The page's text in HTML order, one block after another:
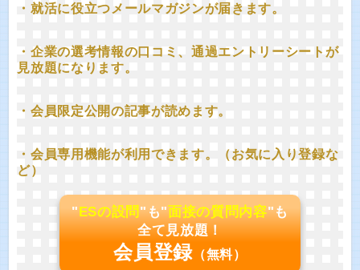
・就活に役立つメールマガジンが届きます。
・企業の選考情報の口コミ、通過エントリーシートが
見放題になります。
・会員限定公開の記事が読めます。
・会員専用機能が利用できます。（お気に入り登録な
ど）
"ESの設問"も"面接の質問内容"も
全て見放題！
会員登録 （無料）